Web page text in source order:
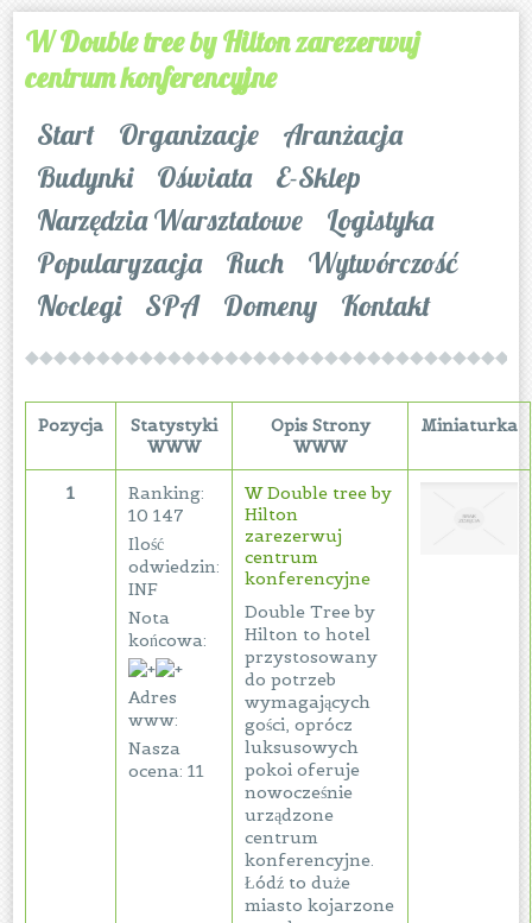
W Double tree by Hilton zarezerwuj
centrum konferencyjne
Start
Organizacje
Aranżacja
Budynki
Oświata
E-Sklep
Narzędzia Warsztatowe
Logistyka
Popularyzacja
Ruch
Wytwórczość
Noclegi
SPA Domeny Kontakt
Pozycja
Statystyki
WWW
Opis Strony
WWW
Miniaturka
1
Ranking:
10 147
Ilość
odwiedzin:
INF
Nota
końcowa:
Adres
www:
Nasza
ocena: 11
W Double tree by
Hilton
zarezerwuj
centrum
konferencyjne
Double Tree by
Hilton to hotel
przystosowany
do potrzeb
wymagających
gości, oprócz
luksusowych
pokoi oferuje
nowocześnie
urządzone
centrum
konferencyjne.
Łódź to duże
miasto kojarzone